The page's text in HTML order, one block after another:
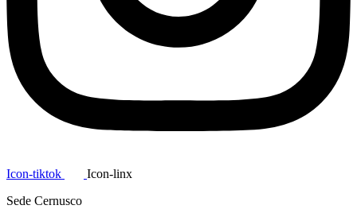
Icon-tiktok
Icon-linx
Sede Cernusco